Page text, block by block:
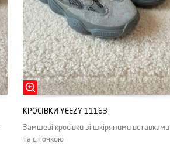
КРОСІВКИ YEEZY 11163
Замшеві кросівки зі шкіряними вставками
та сіточкою